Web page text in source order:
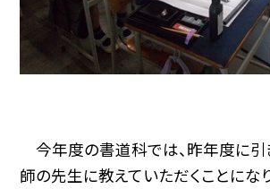
今年度の書道科では、昨年度に
師の先生に教えていただくことにな